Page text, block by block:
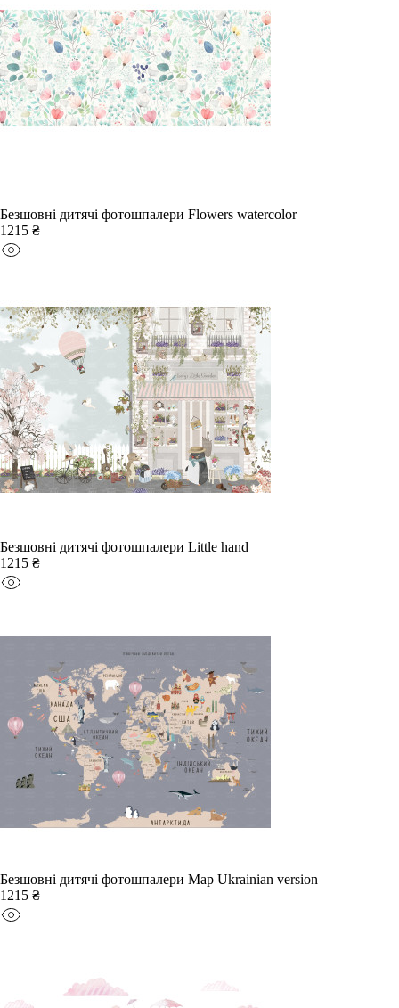
Безшовні дитячі фотошпалери Flowers watercolor
1215 ₴
Безшовні дитячі фотошпалери Little hand
1215 ₴
Безшовні дитячі фотошпалери Map Ukrainian version
1215 ₴